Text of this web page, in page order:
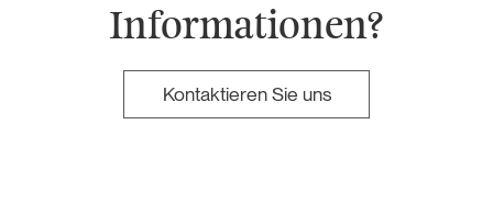
Informationen?
Kontaktieren Sie uns